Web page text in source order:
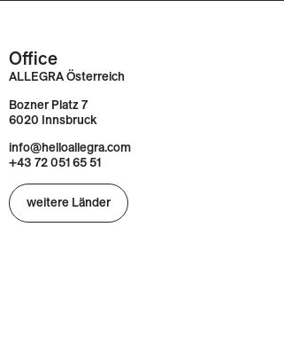
Office
ALLEGRA Österreich
Bozner Platz 7
6020 Innsbruck
info@helloallegra.com
+43 72 051 65 51
weitere Länder